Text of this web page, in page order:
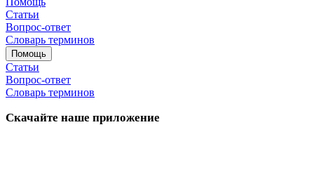
Статьи
Вопрос-ответ
Словарь терминов
Помощь
Статьи
Вопрос-ответ
Словарь терминов
Скачайте наше приложение